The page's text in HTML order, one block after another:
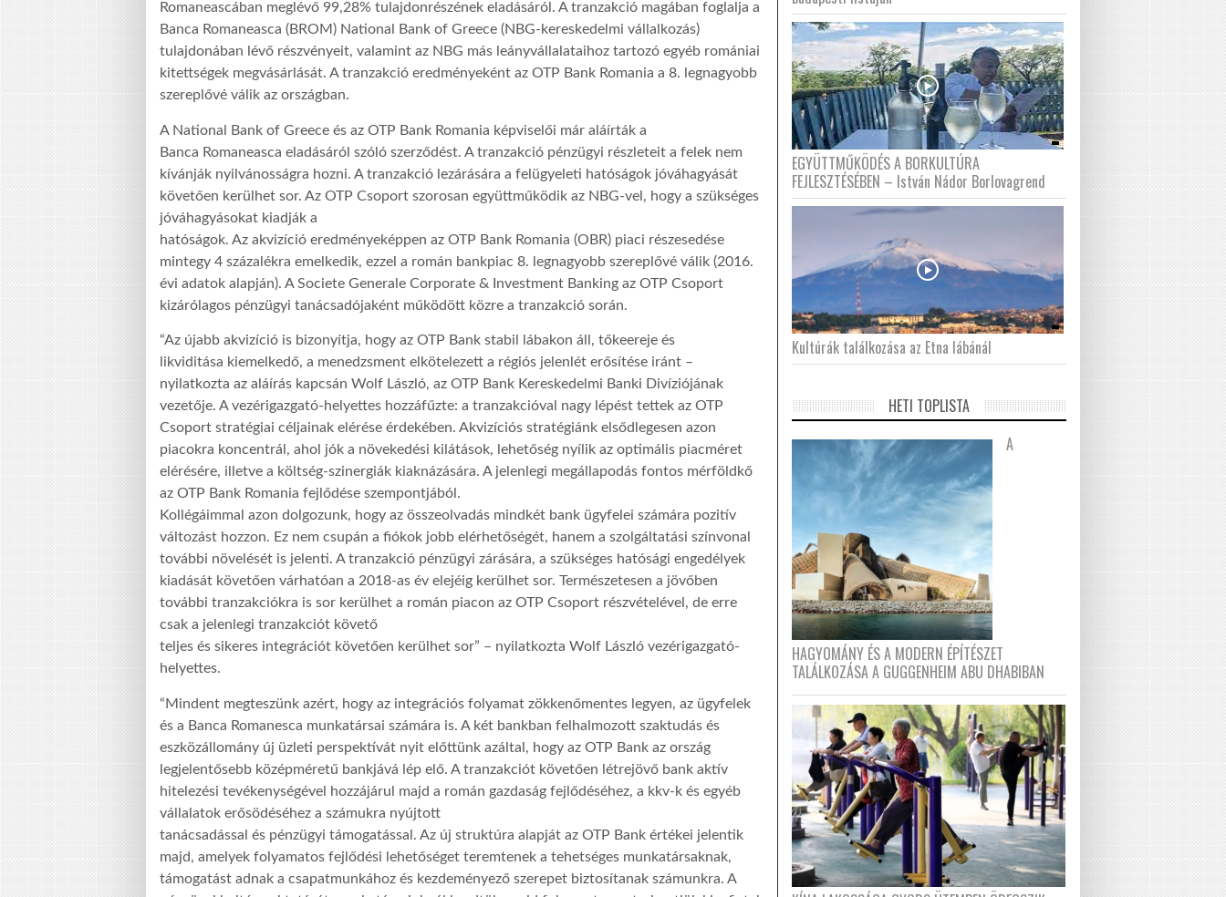
Romaneascában meglévő 99,28% tulajdonrészének eladásáról. A tranzakció magában foglalja a
Banca Romaneasca (BROM) National Bank of Greece (NBG-kereskedelmi vállalkozás)
tulajdonában lévő részvényeit, valamint az NBG más leányvállalataihoz tartozó egyéb romániai
kitettségek megvásárlását. A tranzakció eredményeként az OTP Bank Romania a 8. legnagyobb
szereplővé válik az országban.
A National Bank of Greece és az OTP Bank Romania képviselői már aláírták a
Banca Romaneasca eladásáról szóló szerződést. A tranzakció pénzügyi részleteit a felek nem
kívánják nyilvánosságra hozni. A tranzakció lezárására a felügyeleti hatóságok jóváhagyását
követően kerülhet sor. Az OTP Csoport szorosan együttműködik az NBG-vel, hogy a szükséges
jóváhagyásokat kiadják a
hatóságok. Az akvizíció eredményeképpen az OTP Bank Romania (OBR) piaci részesedése
mintegy 4 százalékra emelkedik, ezzel a román bankpiac 8. legnagyobb szereplővé válik (2016.
évi adatok alapján). A Societe Generale Corporate & Investment Banking az OTP Csoport
kizárólagos pénzügyi tanácsadójaként működött közre a tranzakció során.
“Az újabb akvizíció is bizonyítja, hogy az OTP Bank stabil lábakon áll, tőkeereje és
likviditása kiemelkedő, a menedzsment elkötelezett a régiós jelenlét erősítése iránt –
nyilatkozta az aláírás kapcsán Wolf László, az OTP Bank Kereskedelmi Banki Divíziójának
vezetője. A vezérigazgató-helyettes hozzáfűzte: a tranzakcióval nagy lépést tettek az OTP
Csoport stratégiai céljainak elérése érdekében. Akvizíciós stratégiánk elsődlegesen azon
piacokra koncentrál, ahol jók a növekedési kilátások, lehetőség nyílik az optimális piacméret
elérésére, illetve a költség-szinergiák kiaknázására. A jelenlegi megállapodás fontos mérföldkő
az OTP Bank Romania fejlődése szempontjából.
Kollégáimmal azon dolgozunk, hogy az összeolvadás mindkét bank ügyfelei számára pozitív
változást hozzon. Ez nem csupán a fiókok jobb elérhetőségét, hanem a szolgáltatási színvonal
további növelését is jelenti. A tranzakció pénzügyi zárására, a szükséges hatósági engedélyek
kiadását követően várhatóan a 2018-as év elejéig kerülhet sor. Természetesen a jövőben
további tranzakciókra is sor kerülhet a román piacon az OTP Csoport részvételével, de erre
csak a jelenlegi tranzakciót követő
teljes és sikeres integrációt követően kerülhet sor” – nyilatkozta Wolf László vezérigazgató-
helyettes.
“Mindent megteszünk azért, hogy az integrációs folyamat zökkenőmentes legyen, az ügyfelek
és a Banca Romanesca munkatársai számára is. A két bankban felhalmozott szaktudás és
eszközállomány új üzleti perspektívát nyit előttünk azáltal, hogy az OTP Bank az ország
legjelentősebb középméretű bankjává lép elő. A tranzakciót követően létrejövő bank aktív
hitelezési tevékenységével hozzájárul majd a román gazdaság fejlődéséhez, a kkv-k és egyéb
vállalatok erősödéséhez a számukra nyújtott
tanácsadással és pénzügyi támogatással. Az új struktúra alapját az OTP Bank értékei jelentik
majd, amelyek folyamatos fejlődési lehetőséget teremtenek a tehetséges munkatársaknak,
támogatást adnak a csapatmunkához és kezdeményező szerepet biztosítanak számunkra. A
EGYÜTTMŰKÖDÉS A BORKULTÚRA
FEJLESZTÉSÉBEN – István Nádor Borlovagrend
Kultúrák találkozása az Etna lábánál
HETI TOPLISTA
A
HAGYOMÁNY ÉS A MODERN ÉPÍTÉSZET
TALÁLKOZÁSA A GUGGENHEIM ABU DHABIBAN